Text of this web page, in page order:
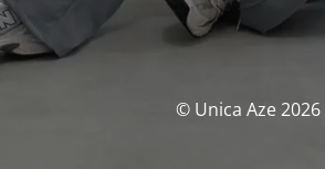
© Unica Aze 2026